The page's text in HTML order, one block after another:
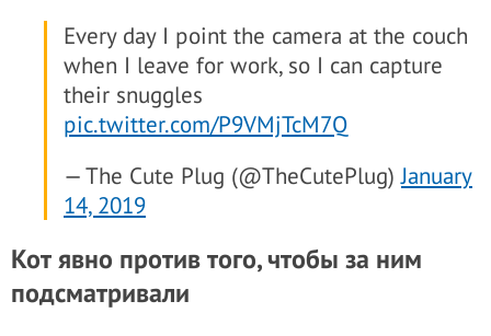
Every day I point the camera at the couch
when I leave for work, so I can capture
their snuggles
pic.twitter.com/P9VMjTcM7Q
— The Cute Plug (@TheCutePlug)January
14, 2019
Кот явно против того, чтобы за ним
подсматривали